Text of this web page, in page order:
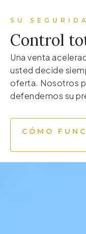
SU
Control
Una venta
usted decide
oferta. Nosotros
defendemos su
CÓMO